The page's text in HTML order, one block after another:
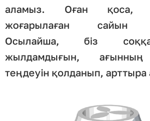
аламыз. Оған қоса,
жоғарылаған сайын
Осылайша, біз
жылдамдығын, ағынның
теңдеуін қолданып,